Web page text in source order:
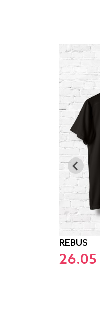
REBUS
26.05